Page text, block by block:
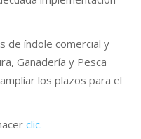
de índole comercial y
Ganadería y Pesca
los plazos para el
clic.